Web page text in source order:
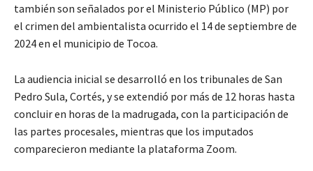
también son señalados por el Ministerio Público (MP) por
el crimen del ambientalista ocurrido el 14 de septiembre de
2024 en el municipio de Tocoa.
La audiencia inicial se desarrolló en los tribunales de San
Pedro Sula, Cortés, y se extendió por más de 12 horas hasta
concluir en horas de la madrugada, con la participación de
las partes procesales, mientras que los imputados
comparecieron mediante la plataforma Zoom.